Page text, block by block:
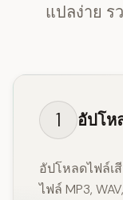
แปลง่าย
1 อัปโห
อัปโหลดไฟล์เสี
ไฟล์ MP3,